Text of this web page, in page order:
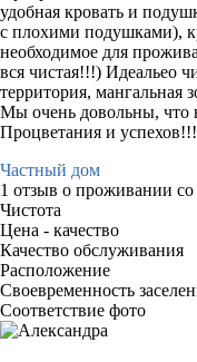
удобная кровать и
с плохими подушками),
необходимое для
вся чистая!!!) Идеальео
территория,
Мы очень довольны,
Процветания и
Частный дом
1 отзыв о проживании со
Чистота
Цена - качество
Качество обслуживания
Расположение
Своевременность
Соответствие фото